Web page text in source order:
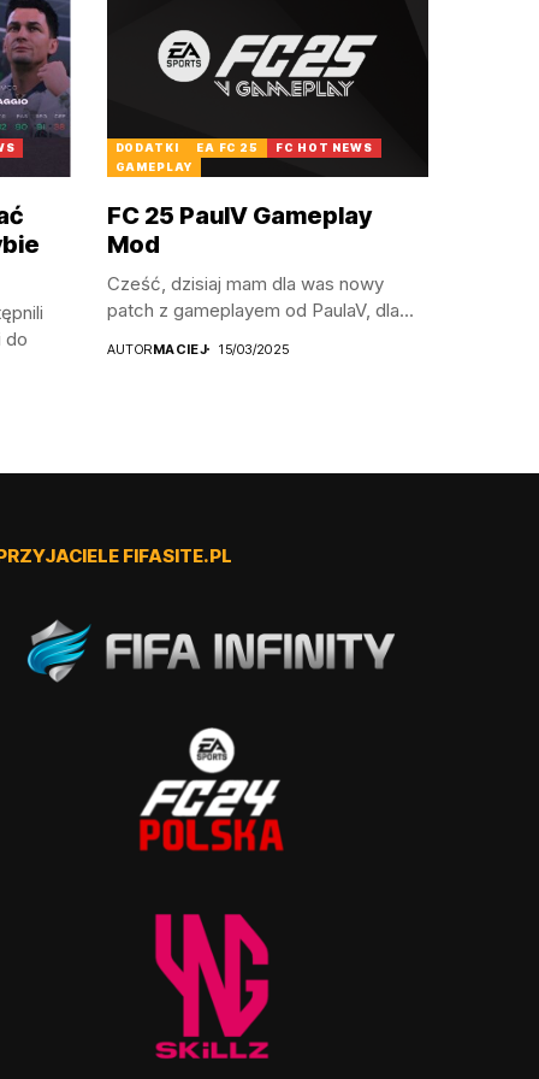
do
DODATKI EA FC 25
FC HOT NEWS
GAMEPLAY
FC 25 PaulV Gameplay
Mod
Cześć, dzisiaj mam dla was nowy
patch z gameplayem od PaulaV, dla...
AUTORMACIEJ 15/03/2025
FIFASITE.PL